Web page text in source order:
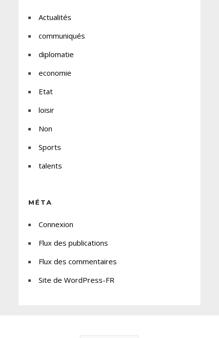
Actualités
communiqués
diplomatie
economie
Etat
loisir
Non
Sports
talents
MÉTA
Connexion
Flux des publications
Flux des commentaires
Site de WordPress-FR